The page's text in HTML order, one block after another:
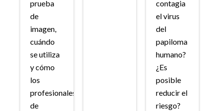
prueba
de
imagen,
cuándo
se utiliza
y cómo
los
profesionales
de
contagia
el virus
del
papiloma
humano?
¿Es
posible
reducir el
riesgo?